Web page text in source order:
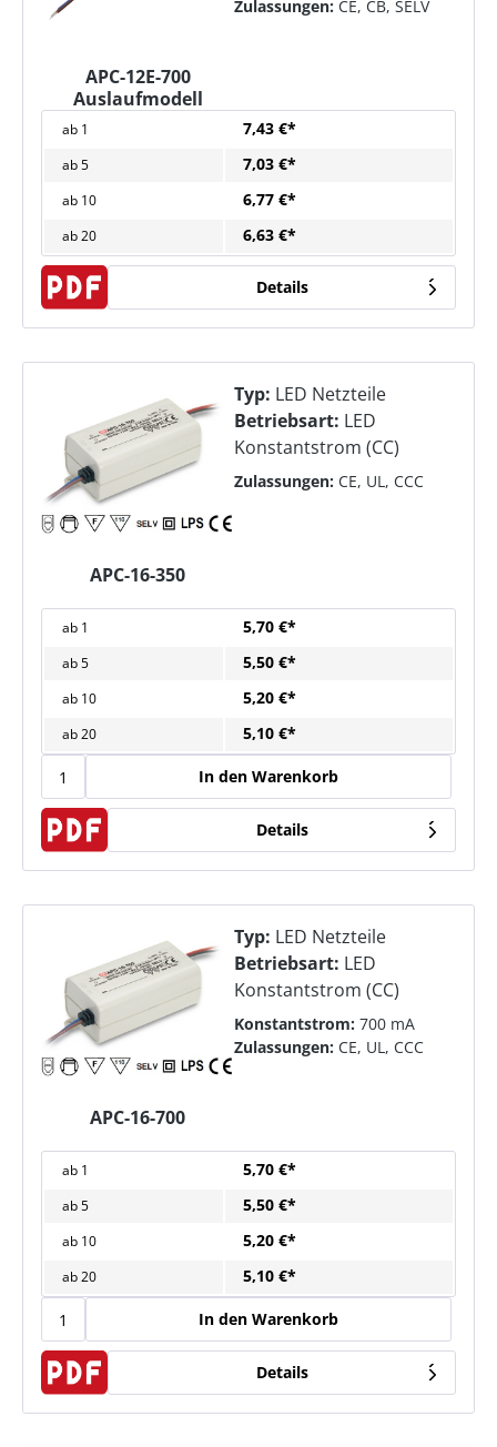
APC-12E-700
Auslaufmodell
Zulassungen: CE, CB, SELV
ab 1 7,43 €*
ab5 7,03 €*
ab 10 6,77 €*
ab20 6,63 €*
Details
APC-16-350
Typ: LED Netzteile
Betriebsart: LED
Konstantstrom (CC)
Zulassungen: CE, UL, CCC
ab 1 5,70 €*
ab5 5,50 €*
ab 10 5,20 €*
ab20 5,10 €*
In den Warenkorb
Details
APC-16-700
Typ: LED Netzteile
Betriebsart: LED
Konstantstrom (CC)
Konstantstrom: 700 mA
Zulassungen: CE, UL, CCC
ab 1 5,70 €*
ab5 5,50 €*
ab 10 5,20 €*
ab20 5,10 €*
In den Warenkorb
Details